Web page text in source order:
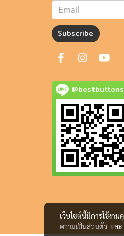
Subscribe
@bestbuttons
เว็บไซต์นี้มีการใช้งา
ความเป็นส่วนตัว และ